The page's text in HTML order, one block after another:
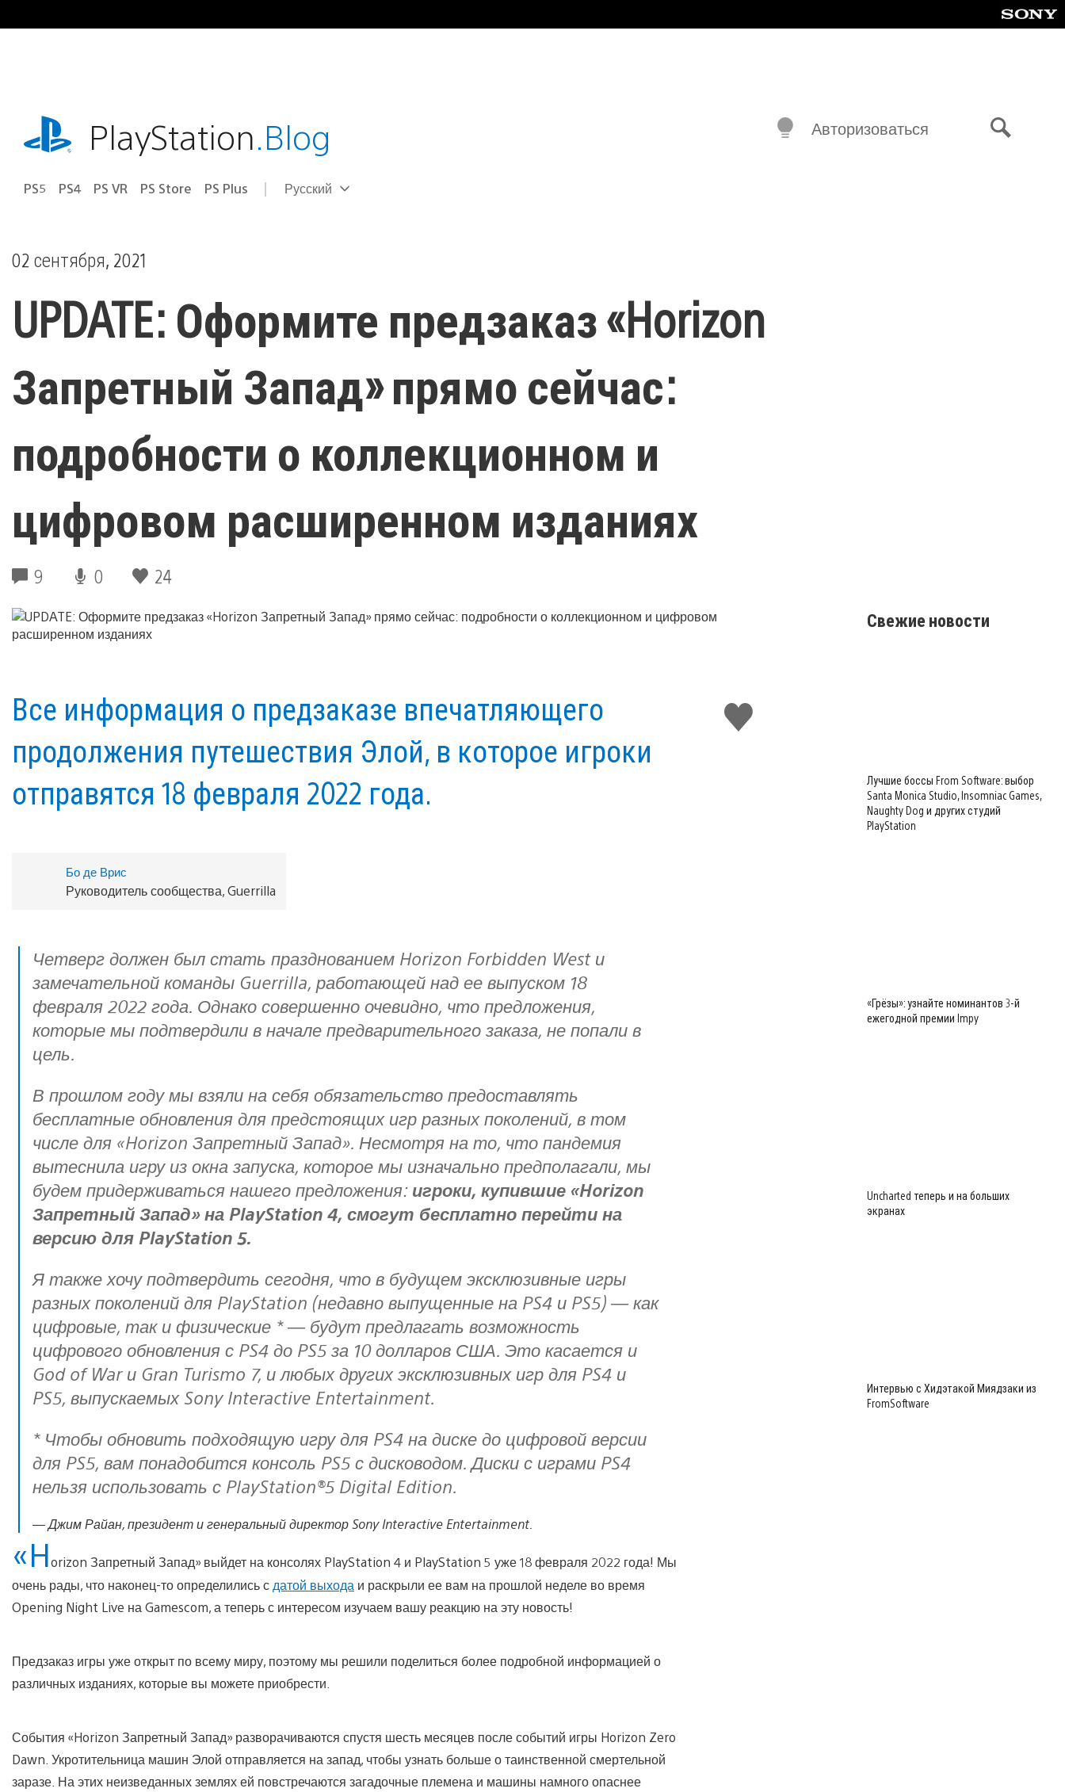
к
playstation.comPlayStation.Blog
PS5 PS4 PS VR PS Store PS Plus Выбор
Выбранный
Русский
Авторизоваться
02 сентября, 2021
UPDATE: Оформите предзаказ «Horizon
Запретный Запад» прямо сейчас:
подробности о коллекционном и
цифровом расширенном изданиях
9 0 24
Поставить
лайк
Все информация о предзаказе впечатляющего
продолжения путешествия Элой, в которое игроки
отправятся 18 февраля 2022 года.
Бо де Врис
Руководитель сообщества, Guerrilla
Четверг должен был стать празднованием Horizon Forbidden West и
замечательной команды Guerrilla, работающей над ее выпуском 18
февраля 2022 года. Однако совершенно очевидно, что предложения,
которые мы подтвердили в начале предварительного заказа, не попали в
цель.
В прошлом году мы взяли на себя обязательство предоставлять
бесплатные обновления для предстоящих игр разных поколений, в том
числе для «Horizon Запретный Запад». Несмотря на то, что пандемия
вытеснила игру из окна запуска, которое мы изначально предполагали, мы
будем придерживаться нашего предложения: игроки, купившие «Horizon
Запретный Запад» на PlayStation 4, смогут бесплатно перейти на
версию для PlayStation 5.
Я также хочу подтвердить сегодня, что в будущем эксклюзивные игры
разных поколений для PlayStation (недавно выпущенные на PS4 и PS5) — как
цифровые, так и физические * — будут предлагать возможность
цифрового обновления с PS4 до PS5 за 10 долларов США. Это касается и
God of War и Gran Turismo 7, и любых других эксклюзивных игр для PS4 и
PS5, выпускаемых Sony Interactive Entertainment.
* Чтобы обновить подходящую игру для PS4 на диске до цифровой версии
для PS5, вам понадобится консоль PS5 с дисководом. Диски с играми PS4
нельзя использовать с PlayStation®5 Digital Edition.
— Джим Райан, президент и генеральный директор Sony Interactive Entertainment.
«Horizon Запретный Запад» выйдет на консолях PlayStation 4 и PlayStation 5 уже 18 февраля 2022 года! Мы
очень рады, что наконец-то определились с датой выхода и раскрыли ее вам на прошлой неделе во время
Opening Night Live на Gamescom, а теперь с интересом изучаем вашу реакцию на эту новость!
Предзаказ игры уже открыт по всему миру, поэтому мы решили поделиться более подробной информацией о
различных изданиях, которые вы можете приобрести.
События «Horizon Запретный Запад» разворачиваются спустя шесть месяцев после событий игры Horizon Zero
Dawn. Укротительница машин Элой отправляется на запад, чтобы узнать больше о таинственной смертельной
заразе. На этих неизведанных землях ей повстречаются загадочные племена и машины намного опаснее
Свежие новости
Лучшие боссы From Software: выбор
Santa Monica Studio, Insomniac Games,
Naughty Dog и других студий
PlayStation
«Грёзы»: узнайте номинантов 3-й
ежегодной премии Impy
Uncharted теперь и на больших
экранах
Интервью с Хидэтакой Миядзаки из
FromSoftware